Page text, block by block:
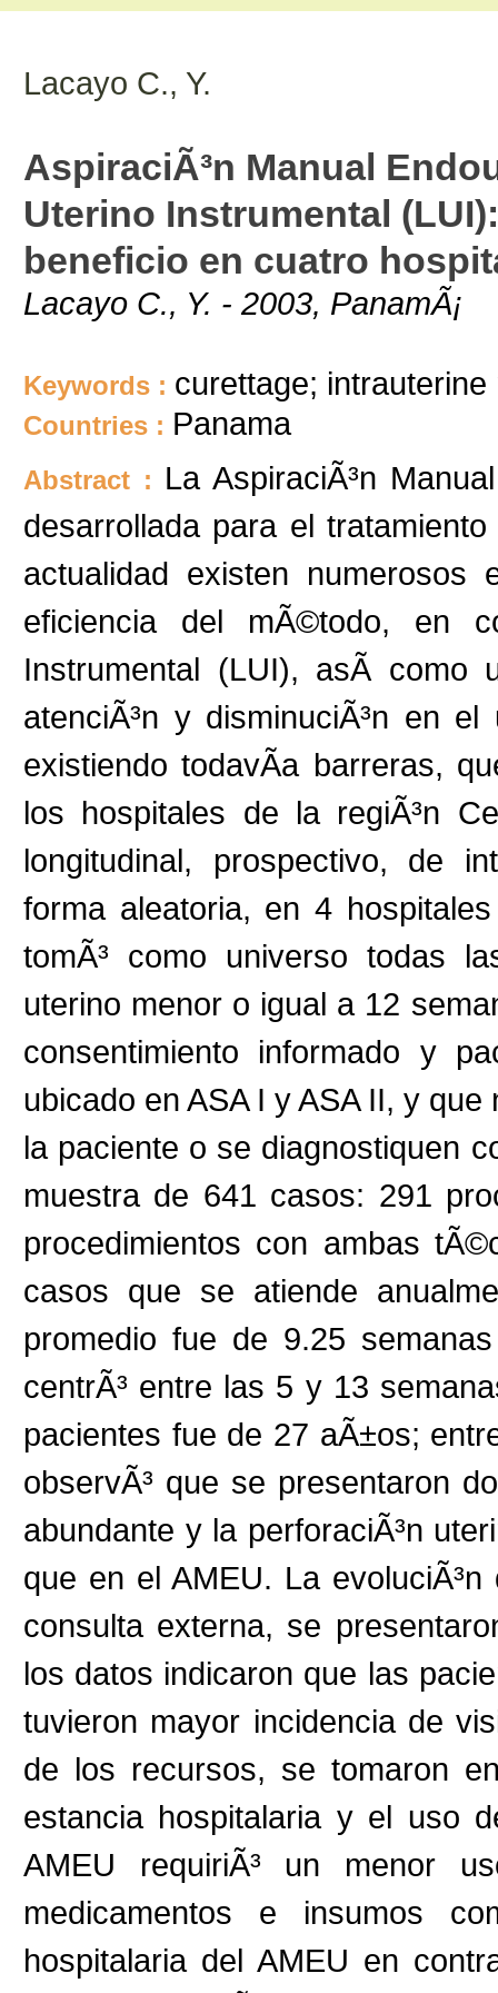
Lacayo C., Y.
AspiraciÃ³n Manual
Uterino Instrumental
beneficio en cuatro
Lacayo C., Y. - 2003, PanamÃ¡
Keywords : curettage;
Countries : Panama
Abstract : La AspiraciÃ³n
desarrollada para el
actualidad existen
eficiencia del mÃ©todo, en
Instrumental (LUI), asÃ­ como
atenciÃ³n y disminuciÃ³n en
existiendo todavÃ­a barreras,
los hospitales de la regiÃ³n
longitudinal, prospectivo, de
forma aleatoria, en 4
tomÃ³ como universo todas
uterino menor o igual a 12
consentimiento informado y
ubicado en ASA I y ASA II, y
la paciente o se diagnostiquen
muestra de 641 casos: 291
procedimientos con ambas
casos que se atiende
promedio fue de 9.25
centrÃ³ entre las 5 y 13
pacientes fue de 27 aÃ±os;
observÃ³ que se presentaron
abundante y la perforaciÃ³n
que en el AMEU. La
consulta externa, se
los datos indicaron que las
tuvieron mayor incidencia de
de los recursos, se tomaron
estancia hospitalaria y el uso
AMEU requiriÃ³ un menor
medicamentos e insumos
hospitalaria del AMEU en